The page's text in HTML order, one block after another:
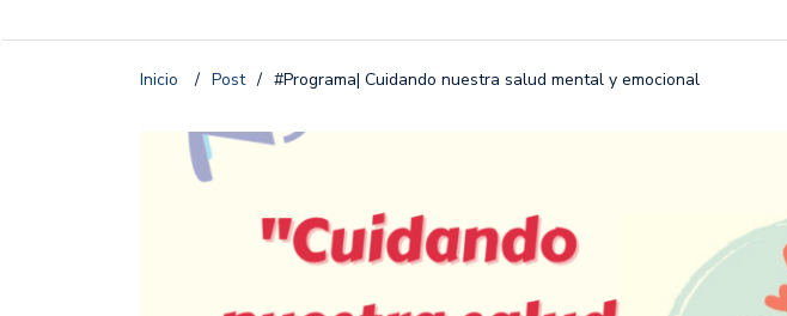
Inicio / Post / #Programa| Cuidando nuestra salud mental y emocional